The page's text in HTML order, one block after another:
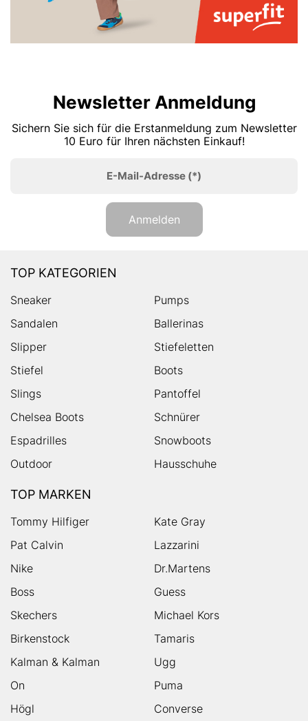
Newsletter Anmeldung
Sichern Sie sich für die Erstanmeldung zum Newsletter
10 Euro für Ihren nächsten Einkauf!
E-Mail-Adresse (*)
Anmelden
TOP KATEGORIEN
Sneaker
Pumps
Sandalen
Ballerinas
Slipper
Stiefeletten
Stiefel
Boots
Slings
Pantoffel
Chelsea Boots
Schnürer
Espadrilles
Snowboots
Outdoor
Hausschuhe
TOP MARKEN
Tommy Hilfiger
Kate Gray
Pat Calvin
Lazzarini
Nike
Dr.Martens
Boss
Guess
Skechers
Michael Kors
Birkenstock
Tamaris
Kalman & Kalman
Ugg
On
Puma
Högl
Converse